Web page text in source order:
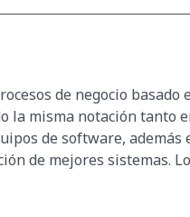
de negocio
misma notación tanto
de software,
de mejores sistemas.